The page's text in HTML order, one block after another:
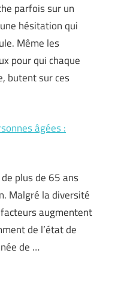
parfois sur un
hésitation qui
Même les
pour qui chaque
butent sur ces
âgées :
plus de 65 ans
Malgré la diversité
augmentent
de l’état de
de …